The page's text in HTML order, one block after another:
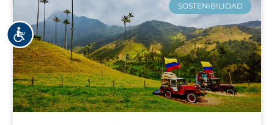
Accesibilidad
SOSTENIBILIDAD